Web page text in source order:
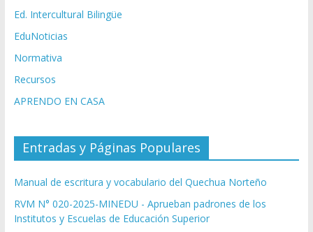
Ed. Intercultural Bilingüe
EduNoticias
Normativa
Recursos
APRENDO EN CASA
Entradas y Páginas Populares
Manual de escritura y vocabulario del Quechua Norteño
RVM N° 020-2025-MINEDU - Aprueban padrones de los
Institutos y Escuelas de Educación Superior